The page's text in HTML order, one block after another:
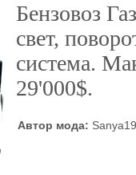
Бензовоз
свет,
система.
29'000$.
Автор мода: